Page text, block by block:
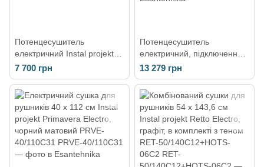
Потенцесушитель
електричний Instal projekt
Primavera 160 х 40 см,
білий матовий PRVE-
40/160C34
7 700 грн
Потенцесушитель
електричний, підключення
праворуч Instal projekt
Escada h1600 х 600 х 89
мм, білий матовий
13 279 грн